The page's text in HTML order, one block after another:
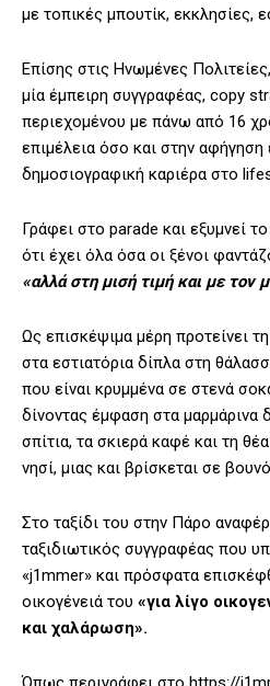
με τοπικές μπουτίκ, εκκλησίες,
Επίσης στις Ηνωμένες
μία έμπειρη συγγραφέας, copy
περιεχομένου με πάνω από 16
επιμέλεια όσο και στην
δημοσιογραφική καριέρα στο
Γράφει στο parade και εξυμνεί
ότι έχει όλα όσα οι ξένοι
«αλλά στη μισή τιμή και με τον
Ως επισκέψιμα μέρη προτείνει
στα εστιατόρια δίπλα στη
που είναι κρυμμένα σε στενά
δίνοντας έμφαση στα μαρμάρινα
σπίτια, τα σκιερά καφέ και τη
νησί, μιας και βρίσκεται σε
Στο ταξίδι του στην Πάρο
ταξιδιωτικός συγγραφέας που
«j1mmer» και πρόσφατα
οικογένειά του «για λίγο
και χαλάρωση».